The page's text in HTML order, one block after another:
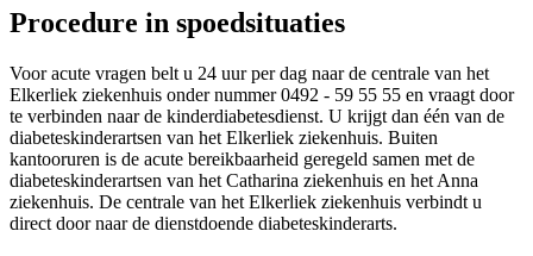
Procedure in spoedsituaties
Voor acute vragen belt u 24 uur per dag naar de centrale van het
Elkerliek ziekenhuis onder nummer 0492 - 59 55 55 en vraagt door
te verbinden naar de kinderdiabetesdienst. U krijgt dan één van de
diabeteskinderartsen van het Elkerliek ziekenhuis. Buiten
kantooruren is de acute bereikbaarheid geregeld samen met de
diabeteskinderartsen van het Catharina ziekenhuis en het Anna
ziekenhuis. De centrale van het Elkerliek ziekenhuis verbindt u
direct door naar de dienstdoende diabeteskinderarts.